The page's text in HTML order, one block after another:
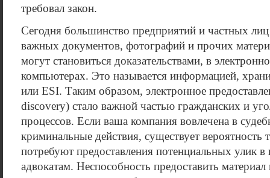
требовал закон.
Сегодня большинство предприятий и частных
важных документов, фотографий и прочих
могут становиться доказательствами, в
компьютерах. Это называется информацией,
или ESI. Таким образом, электронное
discovery) стало важной частью гражданских и
процессов. Если ваша компания вовлечена в
криминальные действия, существует вероятность
потребуют предоставления потенциальных улик
адвокатам. Неспособность предоставить материал